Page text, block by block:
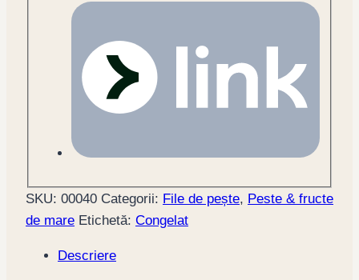
SKU: 00040 Categorii: File de pește, Peste & fructe
de mare Etichetă: Congelat
Descriere